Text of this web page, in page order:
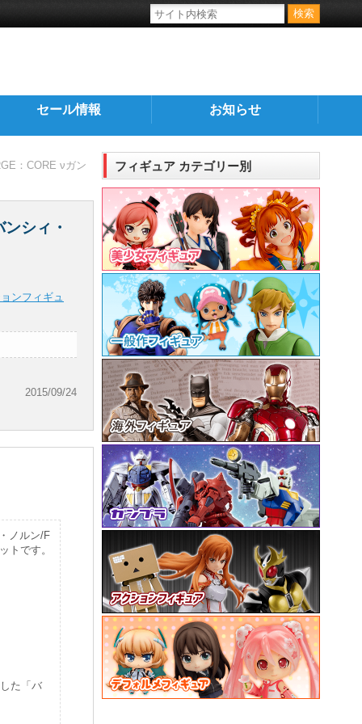
セール情報 お知らせ
：CORE νガン
シィ・
ンフィギュ
2015/09/24
ノルン/F
トです。
た「バ
フィギュア カテゴリー別